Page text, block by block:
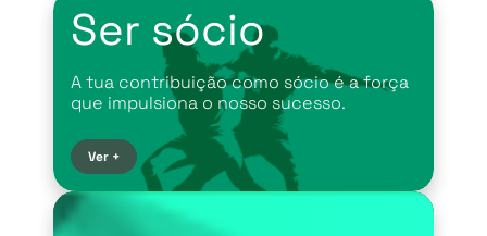
Ser sócio
A tua contribuição como sócio é a força
que impulsiona o nosso sucesso.
Ver +